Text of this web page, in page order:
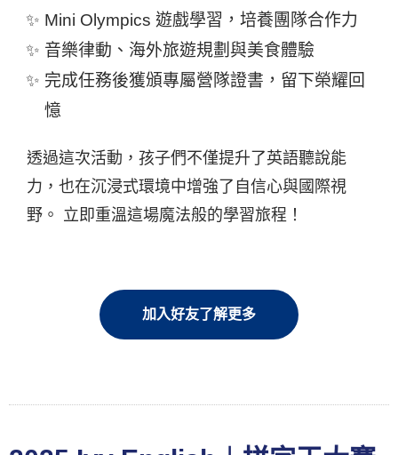
Mini Olympics 遊戲學習，培養團隊合作力
音樂律動、海外旅遊規劃與美食體驗
完成任務後獲頒專屬營隊證書，留下榮耀回
憶
透過這次活動，孩子們不僅提升了英語聽說能
力，也在沉浸式環境中增強了自信心與國際視
野。 立即重溫這場魔法般的學習旅程！
加入好友了解更多